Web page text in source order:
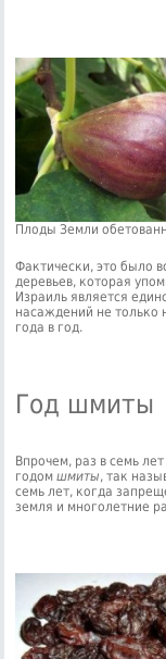
Плоды Земли
Фактически, это было
деревьев, которая
Израиль является
насаждений не только
года в год.
Год шмиты
Впрочем, раз в семь
годомшмиты, так
семь лет, когда
земля и многолетние